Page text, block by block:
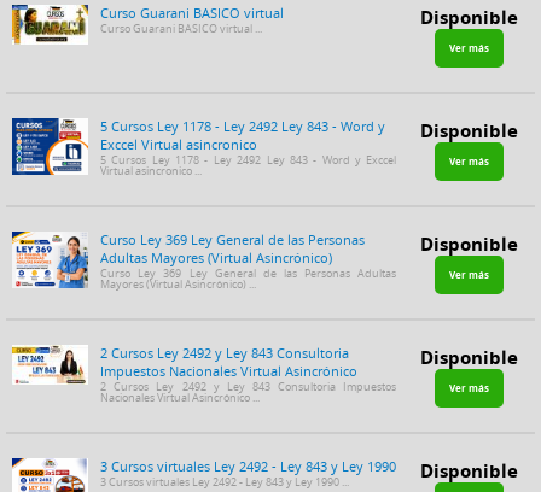
Curso Guarani BASICO virtual
Curso Guarani BASICO virtual ... Disponible
Ver más
5 Cursos Ley 1178 - Ley 2492 Ley 843 - Word y
Exccel Virtual asincronico
5 Cursos Ley 1178 - Ley 2492 Ley 843 - Word y Exccel
Virtual asincronico ...
Disponible
Ver más
Curso Ley 369 Ley General de las Personas
Adultas Mayores (Virtual Asincrónico)
Curso Ley 369 Ley General de las Personas Adultas
Mayores (Virtual Asincrónico) ...
Disponible
Ver más
2 Cursos Ley 2492 y Ley 843 Consultoria
Impuestos Nacionales Virtual Asincrónico
2 Cursos Ley 2492 y Ley 843 Consultoria Impuestos
Nacionales Virtual Asincrónico ...
Disponible
Ver más
3 Cursos virtuales Ley 2492 - Ley 843 y Ley 1990
3 Cursos virtuales Ley 2492 - Ley 843 y Ley 1990 ... Disponible